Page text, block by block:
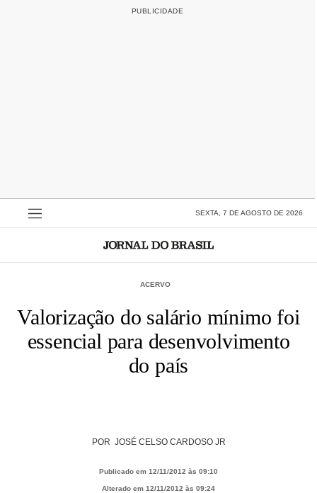
SEXTA, 7 DE AGOSTO DE 2026
ACERVO
Valorização do salário mínimo foi
essencial para desenvolvimento
do país
POR JOSÉ CELSO CARDOSO JR
Publicado em 12/11/2012 às 09:10
Alterado em 12/11/2012 às 09:24